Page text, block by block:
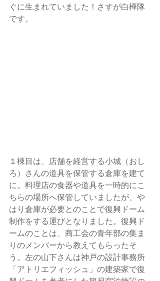
ぐに生まれていました！さすが白樺隊
です。
１棟目は、店舗を経営する小城（おし
ろ）さんの道具を保管する倉庫を建て
に。料理店の食器や道具を一時的にこ
ちらの場所へ保管していましたが、や
はり倉庫が必要とのことで復興ドーム
制作をする運びとなりました。復興ド
ームのことは、商工会の青年部の集ま
りのメンバーから教えてもらったそ
う。左の山下さんは神戸の設計事務所
「アトリエフィッシュ 」の建築家で復